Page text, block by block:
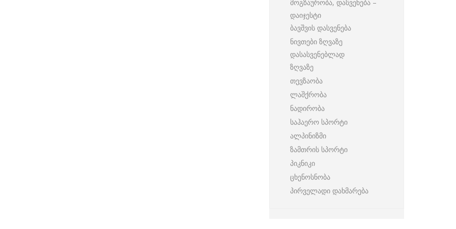
მოგზაურობა, დასვენება –
დაიჯესტი
ბავშვის დასვენება
ნივთები ზღვაზე
დასასვენებლად
ზღვაზე
თევზაობა
ლაშქრობა
ნადირობა
საჰაერო სპორტი
ალპინიზმი
ზამთრის სპორტი
პიკნიკი
ცხენოსნობა
პირველადი დახმარება